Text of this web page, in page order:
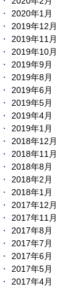
2020年1月
2019年12月
2019年11月
2019年10月
2019年9月
2019年8月
2019年6月
2019年5月
2019年4月
2019年1月
2018年12月
2018年11月
2018年8月
2018年2月
2018年1月
2017年12月
2017年11月
2017年8月
2017年7月
2017年6月
2017年5月
2017年4月